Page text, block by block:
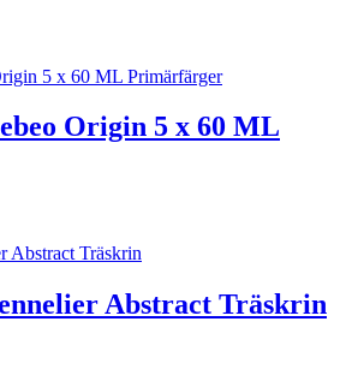
Origin 5 x 60 ML
Abstract Träskrin